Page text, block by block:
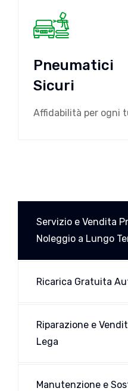
Pneumatici
Sicuri
Affidabilità per ogni
Servizio e Vendita
Noleggio a Lungo
Ricarica Gratuita
Riparazione e
Lega
Manutenzione e